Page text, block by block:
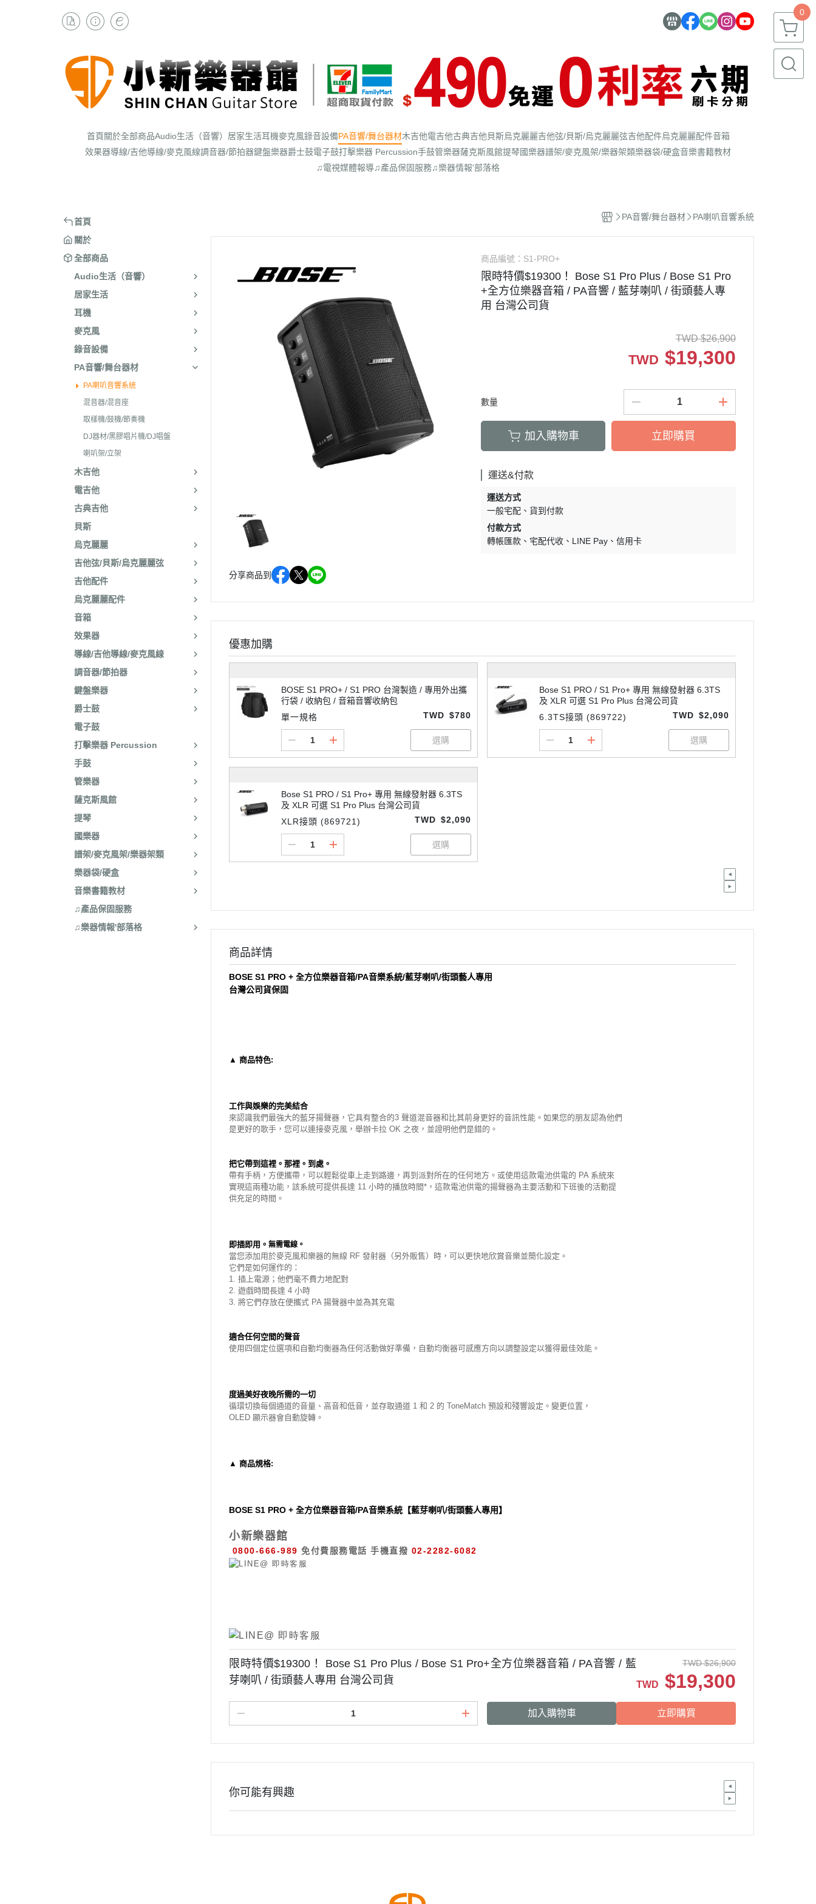
0
首頁關於全部商品Audio生活（音響） 居家生活耳機麥克風錄音設備PA音響/舞台器材木吉他電吉他古典吉他貝斯烏克麗麗吉他弦/貝斯/烏克麗麗弦吉他配件烏克麗麗配件音箱
效果器導線/吉他導線/麥克風線調音器/節拍器鍵盤樂器爵士鼓電子鼓打擊樂器 Percussion手鼓管樂器薩克斯風館提琴國樂器譜架/麥克風架/樂器架類樂器袋/硬盒音樂書籍教材
♫電視媒體報導♫產品保固服務♫樂器情報'部落格
首頁
關於
全部商品
Audio生活（音響）
居家生活
耳機
麥克風
錄音設備
PA音響/舞台器材
PA喇叭音響系統
混音器/混音座
取樣機/鼓機/節奏機
DJ器材/黑膠唱片機/DJ唱盤
喇叭架/立架
木吉他
電吉他
古典吉他
貝斯
烏克麗麗
吉他弦/貝斯/烏克麗麗弦
吉他配件
烏克麗麗配件
音箱
效果器
導線/吉他導線/麥克風線
調音器/節拍器
鍵盤樂器
爵士鼓
電子鼓
打擊樂器 Percussion
手鼓
管樂器
薩克斯風館
提琴
國樂器
譜架/麥克風架/樂器架類
樂器袋/硬盒
音樂書籍教材
♫產品保固服務
♫樂器情報'部落格
PA音響/舞台器材 PA喇叭音響系統
分享商品到
商品編號： S1-PRO+
限時特價$19300！ Bose S1 Pro Plus / Bose S1 Pro
+全方位樂器音箱 / PA音響 / 藍芽喇叭 / 街頭藝人專
用 台灣公司貨
TWD $26,900
TWD $19,300
數量
加入購物車 立即購買
運送&付款
運送方式
一般宅配
貨到付款
付款方式
轉帳匯款
宅配代收 LINE Pay 信用卡
優惠加購
BOSE S1 PRO+ / S1 PRO 台灣製造 / 專用外出攜
行袋 / 收納包 / 音箱音響收納包
單一規格
TWD $780
Bose S1 PRO / S1 Pro+ 專用 無線發射器 6.3TS
及 XLR 可選 S1 Pro Plus 台灣公司貨
6.3TS接頭 (869722)
TWD $2,090
Bose S1 PRO / S1 Pro+ 專用 無線發射器 6.3TS
及 XLR 可選 S1 Pro Plus 台灣公司貨
XLR接頭 (869721)
TWD $2,090
商品詳情
BOSE S1 PRO + 全方位樂器音箱/PA音樂系統/藍芽喇叭/街頭藝人專用
台灣公司貨保固
▲ 商品特色:
工作與娛樂的完美結合
來認識我們最強大的藍牙揚聲器，它具有整合的3 聲道混音器和比其前身更好的音訊性能。如果您的朋友認為他們
是更好的歌手，您可以連接麥克風，舉辦卡拉 OK 之夜，並證明他們是錯的。
把它帶到這裡。那裡。到處。
帶有手柄，方便攜帶，可以輕鬆從車上走到路邊，再到派對所在的任何地方。或使用這款電池供電的 PA 系統來
實現這兩種功能，該系統可提供長達 11 小時的播放時間*，這款電池供電的揚聲器為主要活動和下班後的活動提
供充足的時間。
即插即用。 無需電線。
當您添加用於麥克風和樂器的無線 RF 發射器（另外販售）時，可以更快地欣賞音樂並簡化設定。
它們是如何運作的：
1. 插上電源；他們毫不費力地配對
2. 遊戲時間長達 4 小時
3. 將它們存放在便攜式 PA 揚聲器中並為其充電
適合任何空間的聲音
使用四個定位選項和自動均衡器為任何活動做好準備，自動均衡器可感應方向以調整設定以獲得最佳效能。
度過美好夜晚所需的一切
循環切換每個通道的音量、高音和低音，並存取通道 1 和 2 的 ToneMatch 預設和殘響設定。變更位置，
OLED 顯示器會自動旋轉。
▲ 商品規格:
BOSE S1 PRO + 全方位樂器音箱/PA音樂系統【藍芽喇叭/街頭藝人專用】
小新樂器館
0800-666-989 免付費服務電話 手機直撥 02-2282-6082
限時特價$19300！ Bose S1 Pro Plus / Bose S1 Pro+全方位樂器音箱 / PA音響 / 藍
芽喇叭 / 街頭藝人專用 台灣公司貨
TWD $26,900
TWD $19,300
加入購物車 立即購買
你可能有興趣